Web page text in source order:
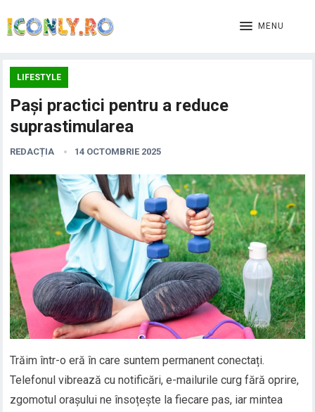
MENU
LIFESTYLE
Pași practici pentru a reduce
suprastimularea
REDACȚIA 14 OCTOMBRIE 2025
Trăim într-o eră în care suntem permanent conectați.
Telefonul vibrează cu notificări, e-mailurile curg fără oprire,
zgomotul orașului ne însoțește la fiecare pas, iar mintea